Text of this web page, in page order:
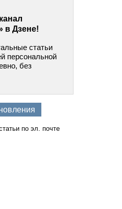
в Дзене!
статьи
персональной
без
по эл. почте